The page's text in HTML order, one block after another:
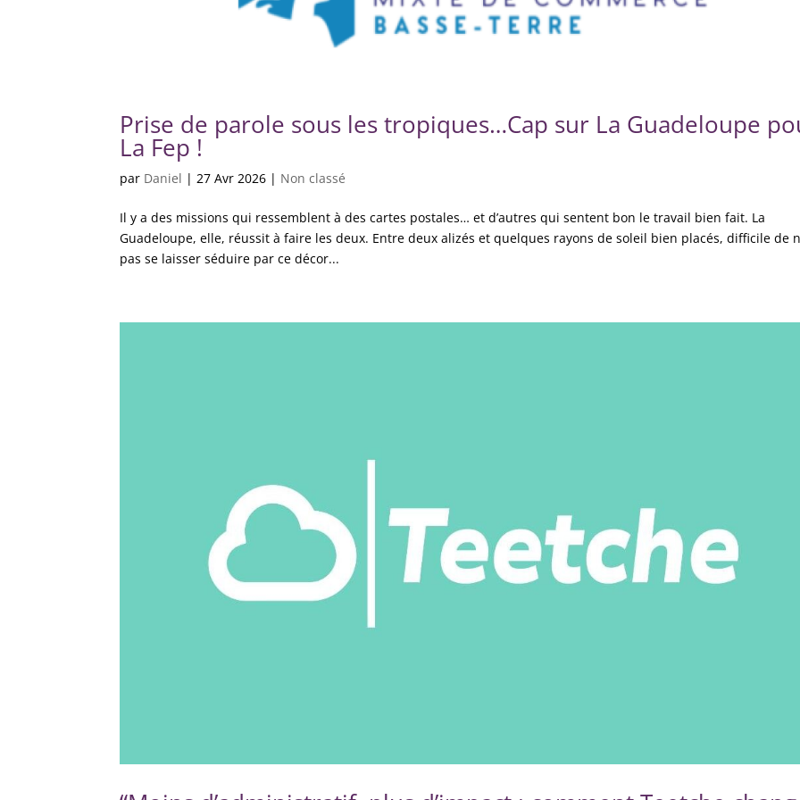
Prise de parole sous les tropiques…Cap sur La Guadeloupe
La Fep !
par Daniel |27 Avr 2026 | Non classé
Il y a des missions qui ressemblent à des cartes postales… et d’autres qui sentent bon le travail bien fait. La
Guadeloupe, elle, réussit à faire les deux. Entre deux alizés et quelques rayons de soleil bien placés, difficile de
pas se laisser séduire par ce décor...